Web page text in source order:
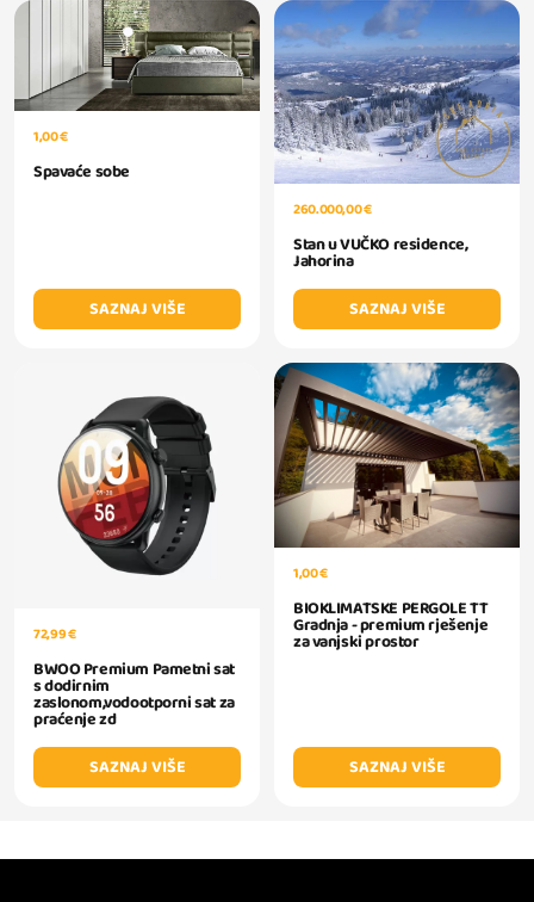
1,00 €
Spavaće sobe
SAZNAJ VIŠE
260.000,00 €
Stan u VUČKO residence,
Jahorina
SAZNAJ VIŠE
72,99 €
BWOO Premium Pametni sat
s dodirnim
zaslonom,vodootporni sat za
praćenje zd
SAZNAJ VIŠE
1,00 €
BIOKLIMATSKE PERGOLE TT
Gradnja - premium rješenje
za vanjski prostor
SAZNAJ VIŠE